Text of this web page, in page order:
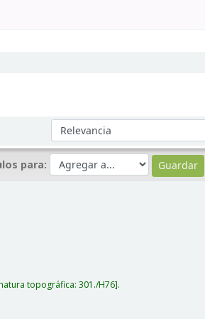
Ordenar por:
para:
topográfica:301./H76 .